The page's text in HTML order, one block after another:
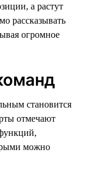
а растут
рассказывать
огромное
становится
отмечают
можно